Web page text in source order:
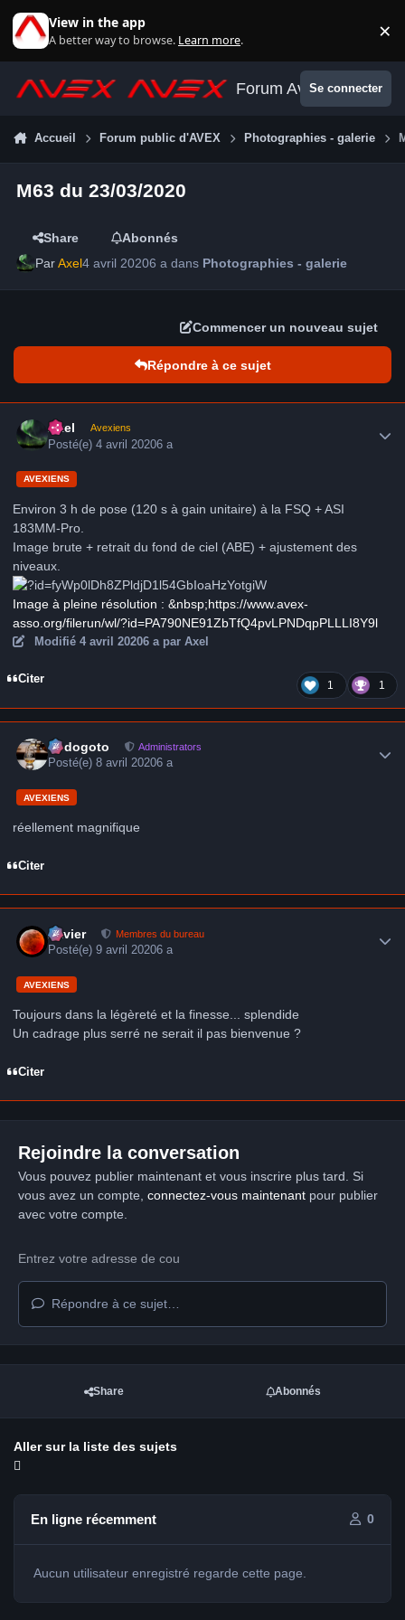
View in the app
A better way to browse. Learn more. ×
Forum AvexSe connecter
Accueil Forum public d'AVEX Photographies - galerie
M63 du 23/03/2020
Share
Abonnés
ParAxel4 avril 20206 a dans Photographies - galerie
Commencer un nouveau sujet
Répondre à ce sujet
Axel Avexiens
Posté(e)4 avril 20206 a
AVEXIENS
Environ 3 h de pose (120 s à gain unitaire) à la FSQ + ASI
183MM-Pro.
Image brute + retrait du fond de ciel (ABE) + ajustement des
niveaux.
Image à pleine résolution : &nbsp;https://www.avex-
asso.org/filerun/wl/?id=PA790NE91ZbTfQ4pvLPNDqpPLLLI8Y9l
Modifié 4 avril 20206 apar Axel
Citer 1 1
frédogoto Administrators
Posté(e)8 avril 20206 a
AVEXIENS
réellement magnifique
Citer
Xavier Membres du bureau
Posté(e)9 avril 20206 a
AVEXIENS
Toujours dans la légèreté et la finesse... splendide
Un cadrage plus serré ne serait il pas bienvenue ?
Citer
Rejoindre la conversation
Vous pouvez publier maintenant et vous inscrire plus tard. Si
vous avez un compte, connectez-vous maintenantpour publier
avec votre compte.
Répondre à ce sujet…
Share Abonnés
Aller sur la liste des sujets
En ligne récemment 0
Aucun utilisateur enregistré regarde cette page.